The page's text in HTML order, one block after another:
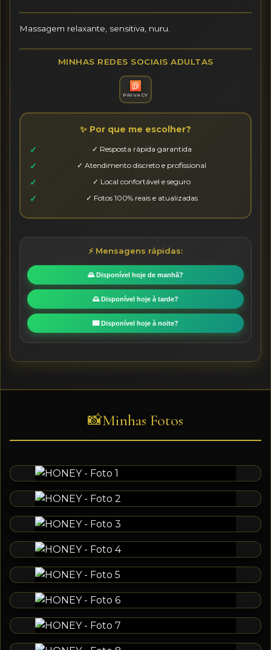
Massagem relaxante, sensitiva, nuru.
MINHAS REDES SOCIAIS ADULTAS
PRIVACY
✨ Por que me escolher?
✓ Resposta rápida garantida
✓ Atendimento discreto e profissional
✓ Local confortável e seguro
✓ Fotos 100% reais e atualizadas
⚡ Mensagens rápidas:
🌄 Disponível hoje de manhã?
🌅 Disponível hoje à tarde?
🌃 Disponível hoje à noite?
📸Minhas Fotos